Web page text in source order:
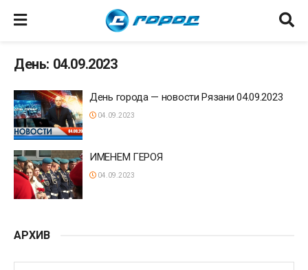
День: 04.09.2023
День города — новости Рязани 04.09.2023
04.09.2023
ИМЕНЕМ ГЕРОЯ
04.09.2023
АРХИВ